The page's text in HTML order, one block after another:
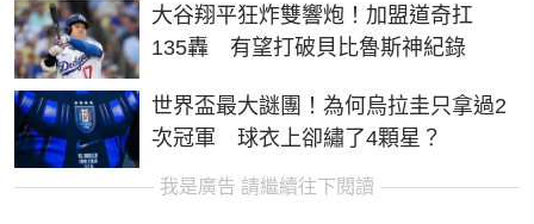
大谷翔平狂炸雙響炮！加盟道奇扛
135轟 有望打破貝比魯斯神紀錄
世界盃最大謎團！為何烏拉圭只拿過2
次冠軍 球衣上卻繡了4顆星？
我是廣告 請繼續往下閱讀